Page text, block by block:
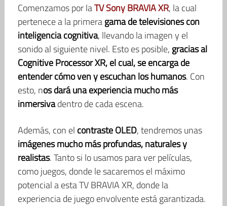
Comenzamos por laTV Sony BRAVIA XR, la cual
pertenece a la primeragama de televisiones con
inteligencia cognitiva, llevando la imagen y el
sonido al siguiente nivel. Esto es posible, gracias al
Cognitive Processor XR, el cual, se encarga de
entender cómo ven y escuchan los humanos. Con
esto, nos dará una experiencia mucho más
inmersivadentro de cada escena.
Además, con el contraste OLED, tendremos unas
imágenes mucho más profundas, naturales y
realistas. Tanto si lo usamos para ver películas,
como juegos, donde le sacaremos el máximo
potencial a esta TV BRAVIA XR, donde la
experiencia de juego envolvente está garantizada.